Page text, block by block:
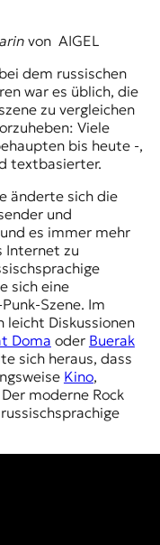
von AIGEL
dem russischen
war es üblich, die
zu vergleichen
Viele
bis heute -,
textbasierter.
änderte sich die
und
es immer mehr
Internet zu
sich eine
Szene. Im
leicht Diskussionen
Doma oder Buerak
sich heraus, dass
Kino,
moderne Rock